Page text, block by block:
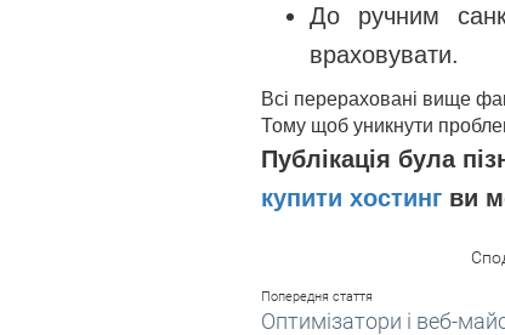
До ручним
враховувати.
Всі перераховані вище
Тому щоб уникнути
Публікація була
купити хостингви
Попередня стаття
Оптимізатори і веб-